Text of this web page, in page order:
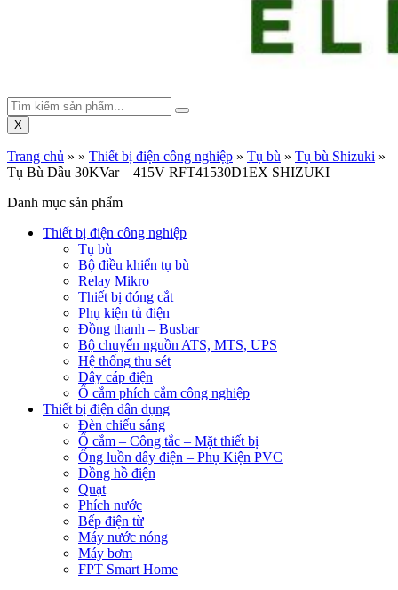
X
Trang chủ » » Thiết bị điện công nghiệp » Tụ bù » Tụ bù Shizuki »
Tụ Bù Dầu 30KVar – 415V RFT41530D1EX SHIZUKI
Danh mục sản phẩm
Thiết bị điện công nghiệp
Tụ bù
Bộ điều khiển tụ bù
Relay Mikro
Thiết bị đóng cắt
Phụ kiện tủ điện
Đồng thanh – Busbar
Bộ chuyển nguồn ATS, MTS, UPS
Hệ thống thu sét
Dây cáp điện
Ổ cắm phích cắm công nghiệp
Thiết bị điện dân dụng
Đèn chiếu sáng
Ổ cắm – Công tắc – Mặt thiết bị
Ống luồn dây điện – Phụ Kiện PVC
Đồng hồ điện
Quạt
Phích nước
Bếp điện từ
Máy nước nóng
Máy bơm
FPT Smart Home